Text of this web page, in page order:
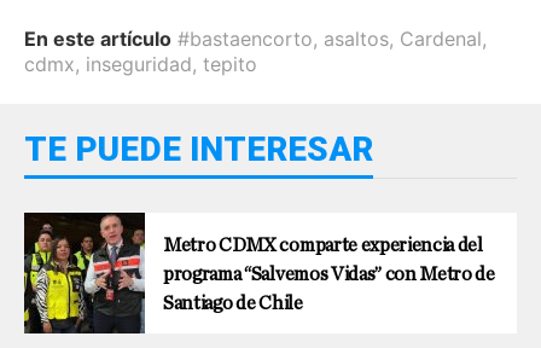
En este artículo #bastaencorto, asaltos, Cardenal,
cdmx, inseguridad, tepito
TE PUEDE INTERESAR
Metro CDMX comparte experiencia del
programa “Salvemos Vidas” con Metro de
Santiago de Chile